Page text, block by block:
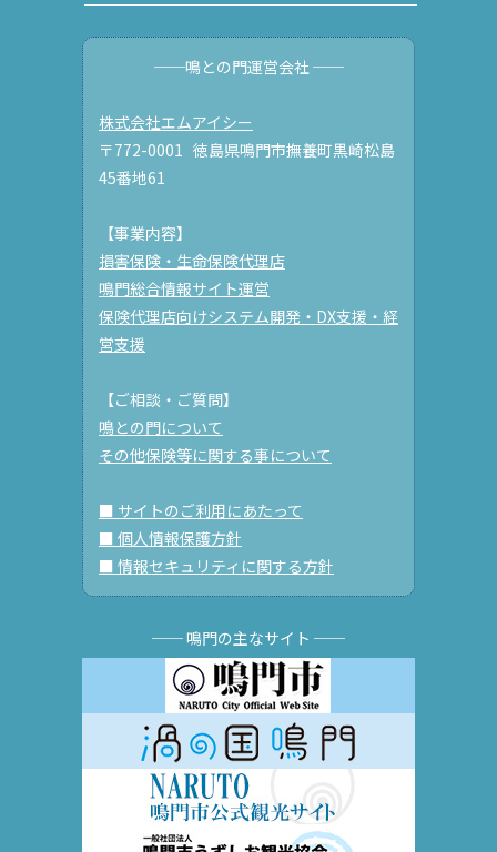
──鳴との門運営会社 ──
株式会社エムアイシー
〒772-0001 徳島県鳴門市撫養町黒崎松島
45番地61
【事業内容】
損害保険・生命保険代理店
鳴門総合情報サイト運営
保険代理店向けシステム開発・DX支援・経
営支援
【ご相談・ご質問】
鳴との門について
その他保険等に関する事について
■ サイトのご利用にあたって
■ 個人情報保護方針
■ 情報セキュリティに関する方針
── 鳴門の主なサイト ──